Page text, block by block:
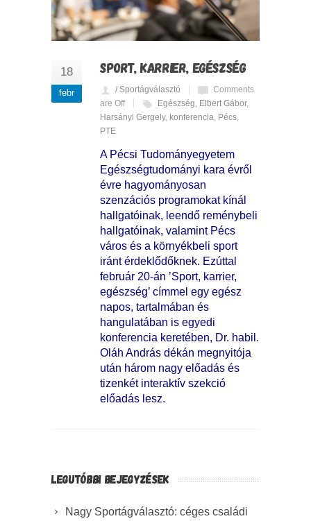
18
febr
SPORT, KARRIER, EGÉSZSÉG
/ Sportágválasztó
Comments
are Off
Egészség Elbert Gábor,
Harsányi Gergely, konferencia Pécs
PTE
A Pécsi Tudományegyetem
Egészségtudományi kara évről
évre hagyományosan
szenzációs programokat kínál
hallgatóinak, leendő reménybeli
hallgatóinak, valamint Pécs
város és a környékbeli sport
iránt érdeklődőknek. Ezúttal
február 20-án ’Sport, karrier,
egészség’ címmel egy egész
napos, tartalmában és
hangulatában is egyedi
konferencia keretében, Dr. habil.
Oláh András dékán megnyitója
után három nagy előadás és
tizenkét interaktív szekció
előadás lesz.
LEGUTÓBBI BEJEGYZÉSEK
Nagy Sportágválasztó: céges családi